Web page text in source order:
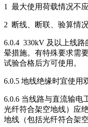
1 最大使用荷载情况不应
2 断线、断联、验算情
6.0.4 330kV 及以上线
晕措施。有特殊要求需
试验合格后方可使用。
6.0.5 地线绝缘时宜使用
6.0.6 当线路与直流输电
光纤符合架空地线）应
地线（包括光纤符合架